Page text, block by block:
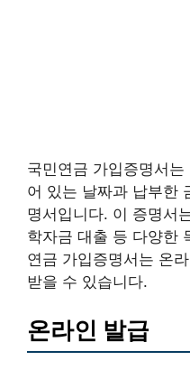
국민연금 가입증명서
어 있는 날짜과 납부한
명서입니다. 이 증명서
학자금 대출 등 다양한
연금 가입증명서는 온
받을 수 있습니다.
온라인 발급